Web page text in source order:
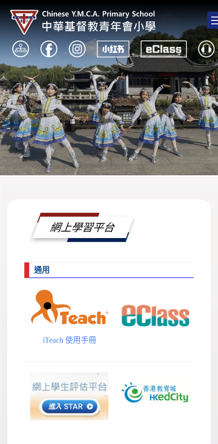
網上學習平台
通用
iTeach 使用手冊